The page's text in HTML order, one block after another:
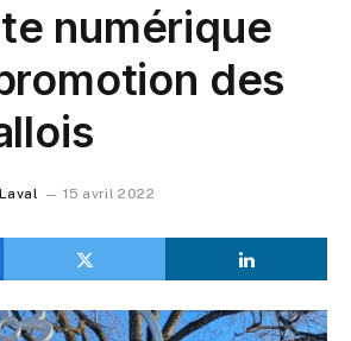
numérique
des
15 avril 2022